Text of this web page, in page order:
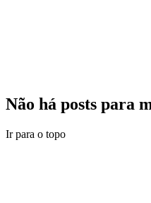
Não há posts para
Ir para o topo